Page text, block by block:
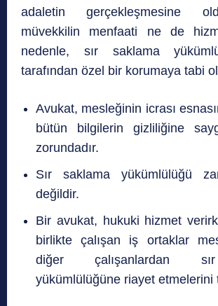
adaletin gerçekleşmesine
müvekkilin menfaati ne de
nedenle, sır saklama
tarafından özel bir korumaya tabi
Avukat, mesleğinin icrası
bütün bilgilerin gizliliğine
zorundadır.
Sır saklama yükümlülüğü
değildir.
Bir avukat, hukuki hizmet
birlikte çalışan iş ortaklar
diğer çalışanlardan
yükümlülüğüne riayet etmelerini